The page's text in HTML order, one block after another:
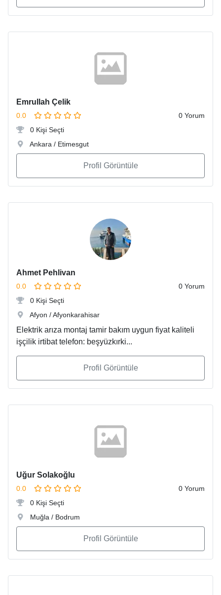
Emrullah Çelik
0.0
0 Yorum
0 Kişi Seçti
Ankara / Etimesgut
Profil Görüntüle
Ahmet Pehlivan
0.0
0 Yorum
0 Kişi Seçti
Afyon / Afyonkarahisar
Elektrik arıza montaj tamir bakım uygun fiyat kaliteli
işçilik irtibat telefon: beşyüzkırki...
Profil Görüntüle
Uğur Solakoğlu
0.0
0 Yorum
0 Kişi Seçti
Muğla / Bodrum
Profil Görüntüle